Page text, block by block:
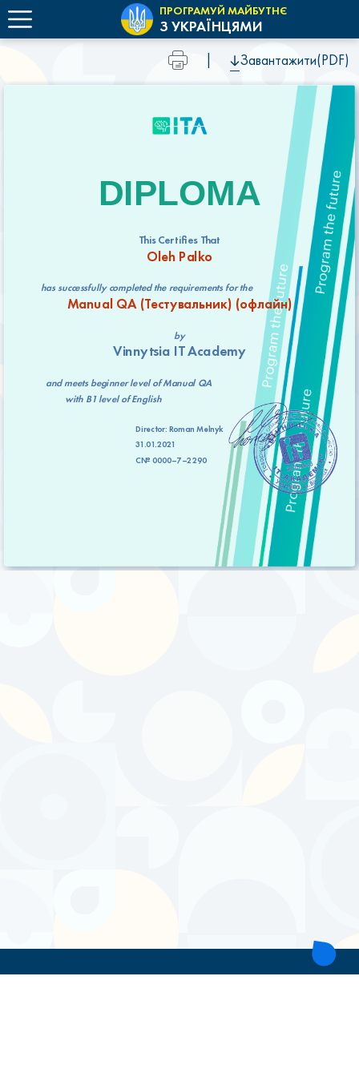
ПРОГРАМУЙ МАЙБУТНЄ
З УКРАЇНЦЯМИ
|
Завантажити(PDF)
DIPLOMA
This Certifies That
Oleh Palko
has successfully completed the requirements for the
Manual QA (Тестувальник) (офлайн)
by
Vinnytsia IT Academy
and meetsbeginner levelof Manual QA
with B1 levelof English
Director: Roman Melnyk
31.01.2021
C№ 0000–7–2290